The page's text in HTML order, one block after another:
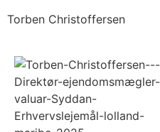
Torben Christoffersen